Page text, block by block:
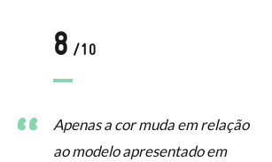
8 /10
Apenas a cor muda em relação
ao modelo apresentado em